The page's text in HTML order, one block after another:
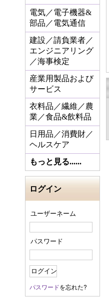
電気／電子機器&
部品／電気通信
建設／請負業者／
エンジニアリング
／海事検定
産業用製品および
サービス
衣料品／繊維／農
業／食品&飲料品
日用品／消費財／
ヘルスケア
もっと見る......
ログイン
ユーザーネーム
パスワード
パスワードを忘れた?